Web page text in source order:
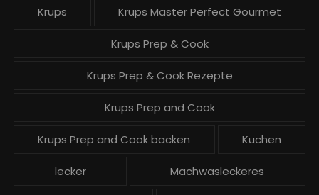
Krups Krups Master Perfect Gourmet
Krups Prep & Cook
Krups Prep & Cook Rezepte
Krups Prep and Cook
Krups Prep and Cook backen Kuchen
lecker Machwasleckeres